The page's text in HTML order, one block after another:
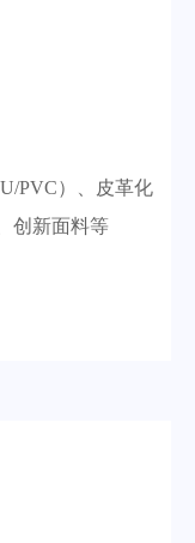
PVC）、皮革化
创新面料等